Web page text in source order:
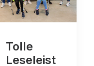
Tolle
Leseleist